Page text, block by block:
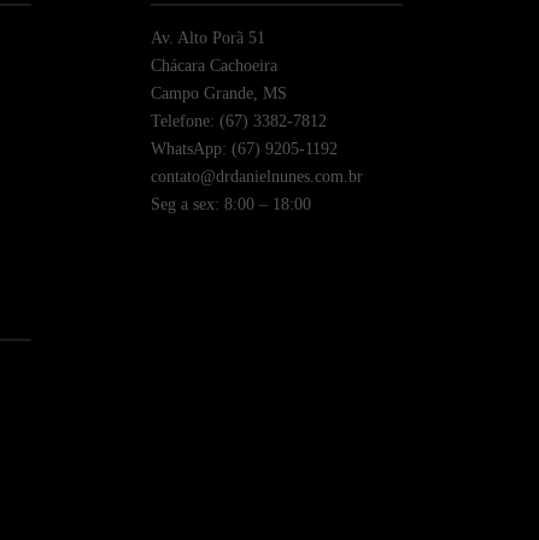
Av. Alto Porã 51
Chácara Cachoeira
Campo Grande, MS
Telefone: (67) 3382-7812
WhatsApp: (67) 9205-1192
contato@drdanielnunes.com.br
Seg a sex: 8:00 – 18:00